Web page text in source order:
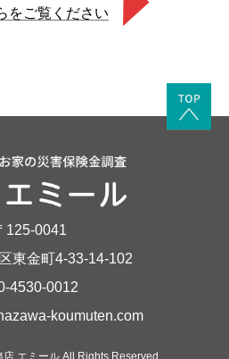
をご覧ください
125-0041
東金町4-33-14-102
4530-0012
koumuten.com